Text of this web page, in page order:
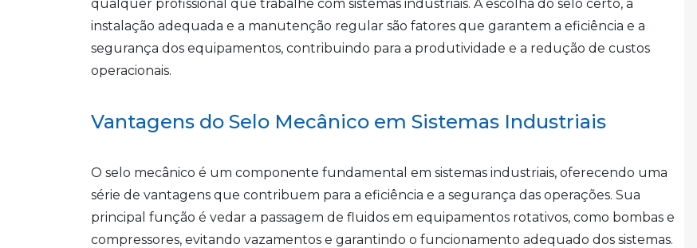
qualquer profissional que trabalhe com sistemas industriais. A escolha do selo certo, a
instalação adequada e a manutenção regular são fatores que garantem a eficiência e a
segurança dos equipamentos, contribuindo para a produtividade e a redução de custos
operacionais.
Vantagens do Selo Mecânico em Sistemas Industriais
O selo mecânico é um componente fundamental em sistemas industriais, oferecendo uma
série de vantagens que contribuem para a eficiência e a segurança das operações. Sua
principal função é vedar a passagem de fluidos em equipamentos rotativos, como bombas e
compressores, evitando vazamentos e garantindo o funcionamento adequado dos sistemas.